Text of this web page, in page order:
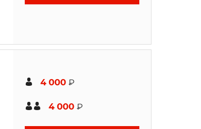
4 000 ₽
4 000 ₽